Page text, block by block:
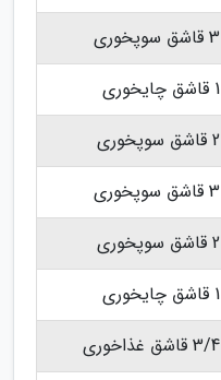
3 قاشق سوپخوری
1 قاشق چایخوری
2 قاشق سوپخوری
3 قاشق سوپخوری
2 قاشق سوپخوری
1 قاشق چایخوری
3/4 قاشق غذاخوری